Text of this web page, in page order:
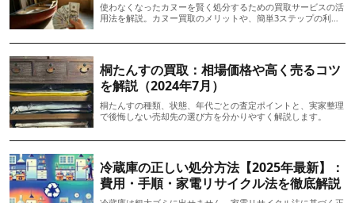
使わなくなったカヌーを賢く処分するための買取サービスの活
用法を解説。カヌー買取のメリットや、簡単3ステップの利用
桐たんすの買取：相場価格や高く売るコツ
を解説（2024年7月）
桐たんすの種類、状態、年代ごとの査定ポイントと、実家整理
で後悔しない売却先の選び方を分かりやすく解説します。
冷蔵庫の正しい処分方法【2025年最新】：
費用・手順・家電リサイクル法を徹底解説